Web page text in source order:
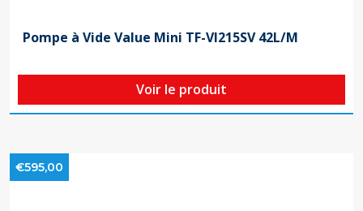
Pompe à Vide Value Mini TF-VI215SV 42L/M
Voir le produit
€595,00